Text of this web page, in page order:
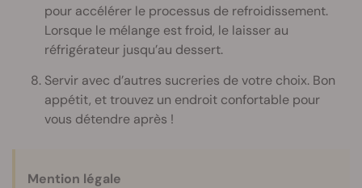
pour accélérer le processus de refroidissement.
Lorsque le mélange est froid, le laisser au
réfrigérateur jusqu’au dessert.
Servir avec d’autres sucreries de votre choix. Bon
appétit, et trouvez un endroit confortable pour
vous détendre après !
Mention légale